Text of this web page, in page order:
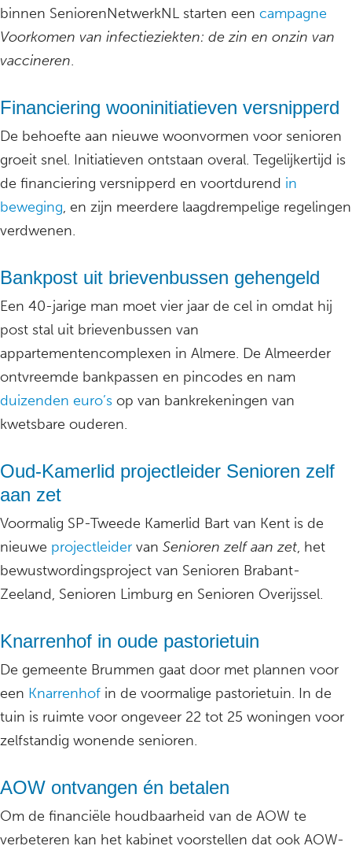
binnen SeniorenNetwerkNL starten een campagne
Voorkomen van infectieziekten: de zin en onzin van
vaccineren.
Financiering wooninitiatieven versnipperd
De behoefte aan nieuwe woonvormen voor senioren
groeit snel. Initiatieven ontstaan overal. Tegelijkertijd is
de financiering versnipperd en voortdurend in
beweging, en zijn meerdere laagdrempelige regelingen
verdwenen.
Bankpost uit brievenbussen gehengeld
Een 40-jarige man moet vier jaar de cel in omdat hij
post stal uit brievenbussen van
appartementencomplexen in Almere. De Almeerder
ontvreemde bankpassen en pincodes en nam
duizenden euro’s op van bankrekeningen van
kwetsbare ouderen.
Oud-Kamerlid projectleider Senioren zelf
aan zet
Voormalig SP-Tweede Kamerlid Bart van Kent is de
nieuwe projectleider van Senioren zelf aan zet, het
bewustwordingsproject van Senioren Brabant-
Zeeland, Senioren Limburg en Senioren Overijssel.
Knarrenhof in oude pastorietuin
De gemeente Brummen gaat door met plannen voor
een Knarrenhof in de voormalige pastorietuin. In de
tuin is ruimte voor ongeveer 22 tot 25 woningen voor
zelfstandig wonende senioren.
AOW ontvangen én betalen
Om de financiële houdbaarheid van de AOW te
verbeteren kan het kabinet voorstellen dat ook AOW-